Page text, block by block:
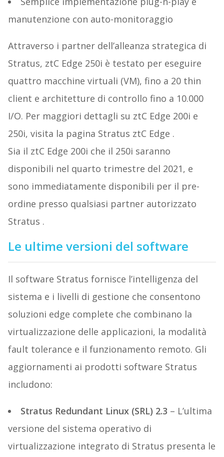
manutenzione con auto-monitoraggio
Attraverso i partner dell’alleanza strategica di
Stratus, ztC Edge 250i è testato per eseguire
quattro macchine virtuali (VM), fino a 20 thin
client e architetture di controllo fino a 10.000
I/O. Per maggiori dettagli su ztC Edge 200i e
250i, visita la pagina Stratus ztC Edge .
Sia il ztC Edge 200i che il 250i saranno
disponibili nel quarto trimestre del 2021, e
sono immediatamente disponibili per il pre-
ordine presso qualsiasi partner autorizzato
Stratus .
Le ultime versioni del software
Il software Stratus fornisce l’intelligenza del
sistema e i livelli di gestione che consentono
soluzioni edge complete che combinano la
virtualizzazione delle applicazioni, la modalità
fault tolerance e il funzionamento remoto. Gli
aggiornamenti ai prodotti software Stratus
includono:
Stratus Redundant Linux (SRL) 2.3 – L’ultima
versione del sistema operativo di
virtualizzazione integrato di Stratus presenta le